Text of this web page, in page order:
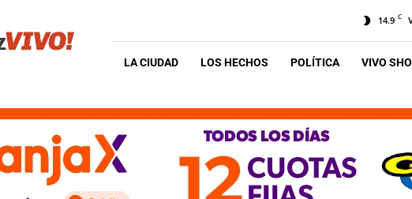
14.9 C
LA CIUDAD LOS HECHOS POLÍTICA VIVO